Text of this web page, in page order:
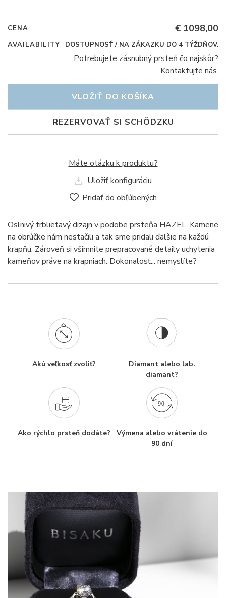
CENA € 1098,00
AVAILABILITY DOSTUPNOSŤ / NA ZÁKAZKU DO 4 TÝŽDŇOV.
Potrebujete zásnubný prsteň čo najskôr?
Kontaktujte nás.
REZERVOVAŤ SI SCHÔDZKU
VLOŽIŤ DO KOŠÍKA
Máte otázku k produktu?
Uložiť konfiguráciu
Pridať do obľúbených
Oslnivý trblietavý dizajn v podobe prsteňa HAZEL. Kamene
na obrúčke nám nestačili a tak sme pridali ďalšie na každú
krapňu. Zároveň si všimnite prepracované detaily uchytenia
kameňov práve na krapniach. Dokonalosť... nemyslíte?
Akú veľkosť zvoliť?
Diamant alebo lab.
diamant?
Ako rýchlo prsteň dodáte?
Výmena alebo vrátenie do
90 dní